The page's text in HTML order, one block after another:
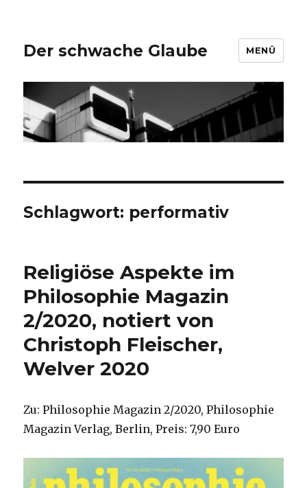
Der schwache Glaube MENÜ
Schlagwort: performativ
Religiöse Aspekte im
Philosophie Magazin
2/2020, notiert von
Christoph Fleischer,
Welver 2020
Zu: Philosophie Magazin 2/2020, Philosophie
Magazin Verlag, Berlin, Preis: 7,90 Euro